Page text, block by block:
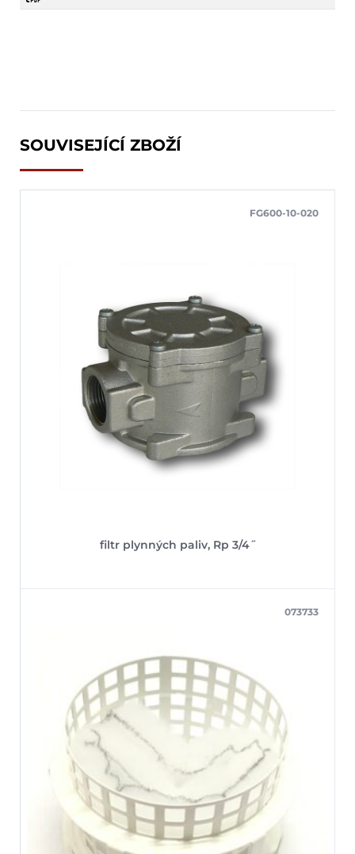
SOUVISEJÍCÍ ZBOŽÍ
filtr plynných paliv, Rp 3/4˝
FG600-10-020
073733